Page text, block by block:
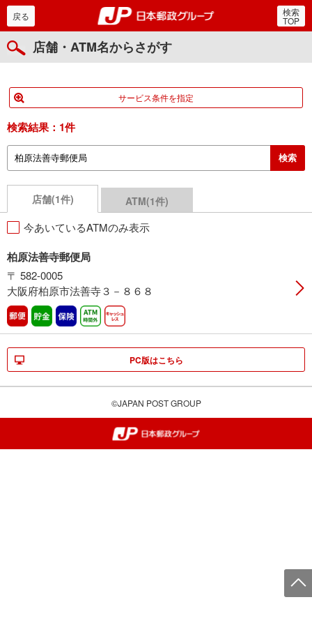
郵便局・日本郵政グルー
戻る 検索
TOP
店舗・ATM名からさがす
サービス条件を指定
検索結果： 1件
店舗(1件) ATM(1件)
今あいているATMのみ表示
柏原法善寺郵便局
〒 582-0005
大阪府柏原市法善寺３－８６８
郵便 貯金 保険 ATM時間外
PC版はこちら
©JAPAN POST GROUP